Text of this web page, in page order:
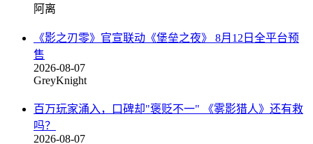
阿离
《影之刃零》官宣联动《堡垒之夜》 8月12日全平台预
售
2026-08-07
GreyKnight
百万玩家涌入，口碑却"褒贬不一" 《雾影猎人》还有救
吗？
2026-08-07